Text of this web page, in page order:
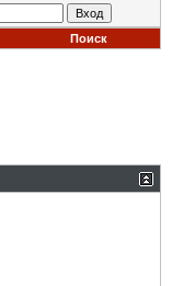
Поиск